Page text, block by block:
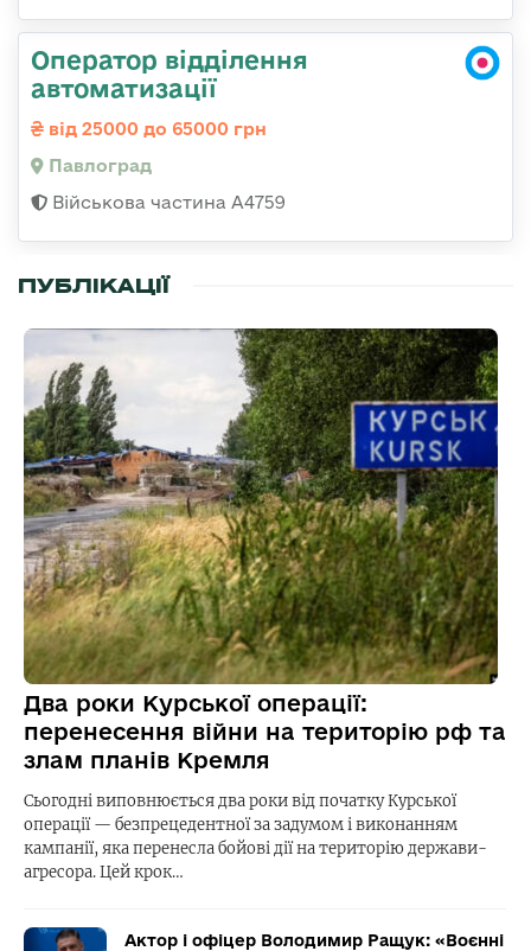
Оператор відділення
автоматизації
від 25000 до 65000 грн
Павлоград
Військова частина А4759
ПУБЛІКАЦІЇ
Два роки Курської операції:
перенесення війни на територію рф та
злам планів Кремля
Сьогодні виповнюється два роки від початку Курської
операції — безпрецедентної за задумом і виконанням
кампанії, яка перенесла бойові дії на територію держави-
агресора. Цей крок…
Актор і офіцер Володимир Ращук: «Воєнні